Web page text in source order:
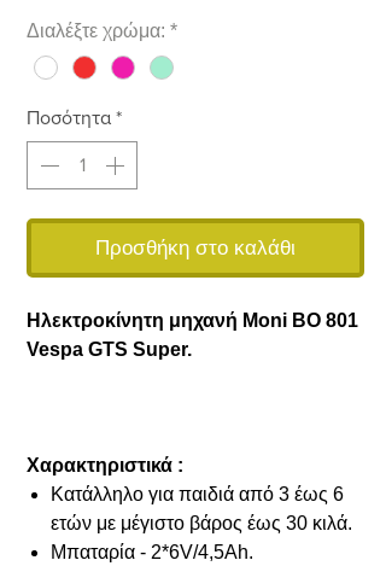
Διαλέξτε χρώμα: *
Ποσότητα *
Προσθήκη στο καλάθι
Ηλεκτροκίνητη μηχανή Moni BO 801
Vespa GTS Super.
Χαρακτηριστικά :
Κατάλληλο για παιδιά από 3 έως 6
ετών με μέγιστο βάρος έως 30 κιλά.
Μπαταρία - 2*6V/4,5Ah.